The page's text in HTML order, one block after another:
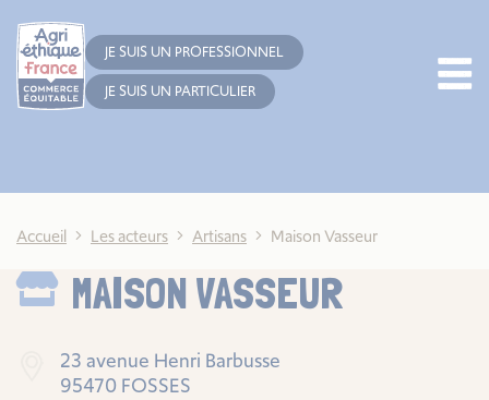
JE SUIS UN PROFESSIONNEL
JE SUIS UN PARTICULIER
Accueil Les acteurs Artisans Maison Vasseur
MAISON VASSEUR
23 avenue Henri Barbusse
95470 FOSSES